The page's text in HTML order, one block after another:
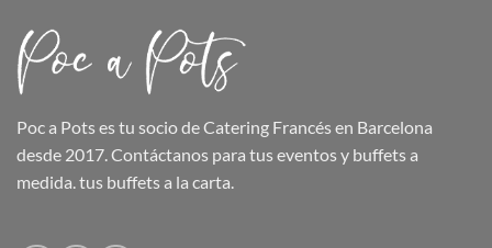
Poc a Potses tu socio de Catering Francés en Barcelona
desde 2017. Contáctanos para tus eventos y buffets a
medida. tus buffetsa la carta.